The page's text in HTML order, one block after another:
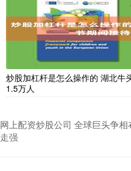
炒股加杠杆是怎么操作的 湖北牛
1.5万人
网上配资炒股公司 全球巨头争
走强